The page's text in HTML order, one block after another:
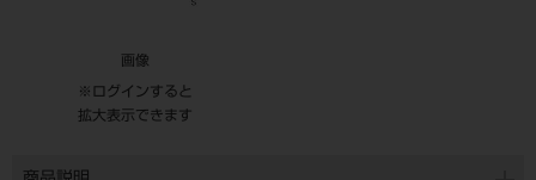
画像
※ログインすると
拡大表示できます